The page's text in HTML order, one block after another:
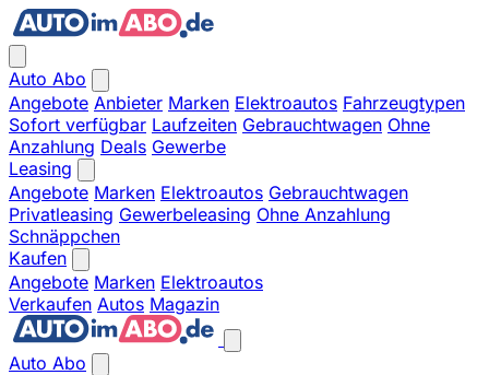
Auto Abo
Angebote Anbieter Marken Elektroautos Fahrzeugtypen
Sofort verfügbar Laufzeiten Gebrauchtwagen Ohne
Anzahlung Deals Gewerbe
Leasing
Angebote Marken Elektroautos Gebrauchtwagen
Privatleasing Gewerbeleasing Ohne Anzahlung
Schnäppchen
Kaufen
Angebote Marken Elektroautos
Verkaufen Autos Magazin
Auto Abo